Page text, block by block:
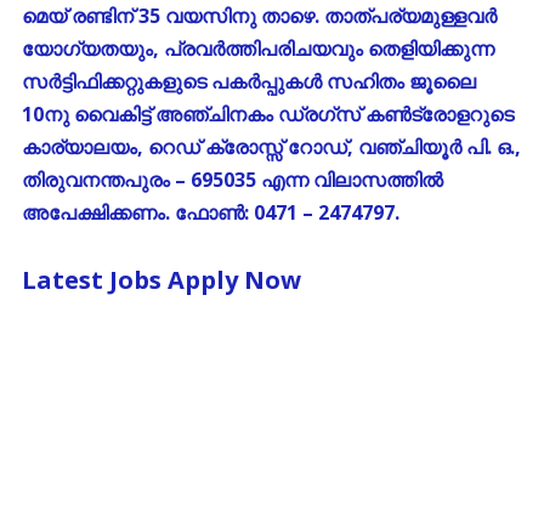
മെയ് രണ്ടിന് 35 വയസിനു താഴെ. താത്പര്യമുള്ളവർ
യോഗ്യതയും, പ്രവർത്തിപരിചയവും തെളിയിക്കുന്ന
സർട്ടിഫിക്കറ്റുകളുടെ പകർപ്പുകൾ സഹിതം ജൂലൈ
10നു വൈകിട്ട് അഞ്ചിനകം ഡ്രഗ്സ് കൺട്രോളറുടെ
കാര്യാലയം, റെഡ് ക്രോസ്സ് റോഡ്, വഞ്ചിയൂർ പി. ഒ.,
തിരുവനന്തപുരം – 695035 എന്ന വിലാസത്തിൽ
അപേക്ഷിക്കണം. ഫോൺ: 0471 – 2474797.
Latest Jobs Apply Now